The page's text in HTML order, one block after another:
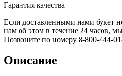
Гарантия качества
Если доставленными нами букет
нам об этом в течение 24 часов,
Позвоните по номеру 8-800-444-
Описание